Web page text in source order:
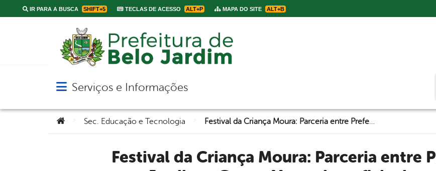
IR PARA A BUSCA SHIFT+5 TECLAS DE ACESSO ALT+P MAPA DO SITE ALT+B
Abrir menu principal de navegação
Serviços e Informações
Você está aqui:Sec. Educação e Tecnologia
Festival da Criança Moura: Parceria entre Prefeitura de Belo